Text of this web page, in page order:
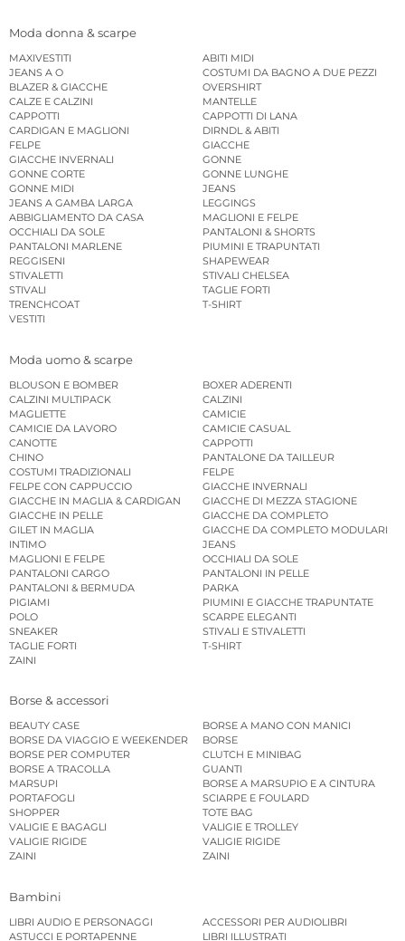
Moda donna & scarpe
MAXIVESTITI
ABITI MIDI
JEANS A O
COSTUMI DA BAGNO A DUE PEZZI
BLAZER & GIACCHE
OVERSHIRT
CALZE E CALZINI
MANTELLE
CAPPOTTI
CAPPOTTI DI LANA
CARDIGAN E MAGLIONI
DIRNDL & ABITI
FELPE
GIACCHE
GIACCHE INVERNALI
GONNE
GONNE CORTE
GONNE LUNGHE
GONNE MIDI
JEANS
JEANS A GAMBA LARGA
LEGGINGS
ABBIGLIAMENTO DA CASA
MAGLIONI E FELPE
OCCHIALI DA SOLE
PANTALONI & SHORTS
PANTALONI MARLENE
PIUMINI E TRAPUNTATI
REGGISENI
SHAPEWEAR
STIVALETTI
STIVALI CHELSEA
STIVALI
TAGLIE FORTI
TRENCHCOAT
T-SHIRT
VESTITI
Moda uomo & scarpe
BLOUSON E BOMBER
BOXER ADERENTI
CALZINI MULTIPACK
CALZINI
MAGLIETTE
CAMICIE
CAMICIE DA LAVORO
CAMICIE CASUAL
CANOTTE
CAPPOTTI
CHINO
PANTALONE DA TAILLEUR
COSTUMI TRADIZIONALI
FELPE
FELPE CON CAPPUCCIO
GIACCHE INVERNALI
GIACCHE IN MAGLIA & CARDIGAN
GIACCHE DI MEZZA STAGIONE
GIACCHE IN PELLE
GIACCHE DA COMPLETO
GILET IN MAGLIA
GIACCHE DA COMPLETO MODULARI
INTIMO
JEANS
MAGLIONI E FELPE
OCCHIALI DA SOLE
PANTALONI CARGO
PANTALONI IN PELLE
PANTALONI & BERMUDA
PARKA
PIGIAMI
PIUMINI E GIACCHE TRAPUNTATE
POLO
SCARPE ELEGANTI
SNEAKER
STIVALI E STIVALETTI
TAGLIE FORTI
T-SHIRT
ZAINI
Borse & accessori
BEAUTY CASE
BORSE A MANO CON MANICI
BORSE DA VIAGGIO E WEEKENDER
BORSE
BORSE PER COMPUTER
CLUTCH E MINIBAG
BORSE A TRACOLLA
GUANTI
MARSUPI
BORSE A MARSUPIO E A CINTURA
PORTAFOGLI
SCIARPE E FOULARD
SHOPPER
TOTE BAG
VALIGIE E BAGAGLI
VALIGIE E TROLLEY
VALIGIE RIGIDE
VALIGIE RIGIDE
ZAINI
ZAINI
Bambini
LIBRI AUDIO E PERSONAGGI
ACCESSORI PER AUDIOLIBRI
ASTUCCI E PORTAPENNE
LIBRI ILLUSTRATI